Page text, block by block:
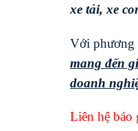
xe tải, xe
Với phương
mang đến
doanh
Liên hệ báo